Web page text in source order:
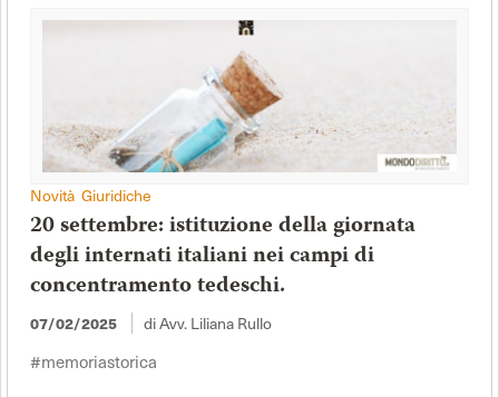
Novità Giuridiche
20 settembre: istituzione della giornata
degli internati italiani nei campi di
concentramento tedeschi.
07/02/2025 di Avv. Liliana Rullo
#memoriastorica